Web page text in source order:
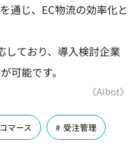
通じ、EC物流の効率化と
しており、導入検討企業
可能です。
《AIbot》
コマース 受注管理